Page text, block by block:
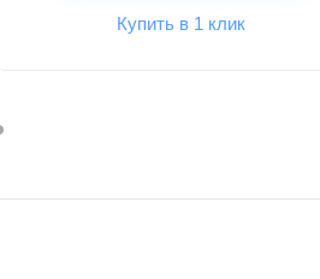
Купить в 1 клик